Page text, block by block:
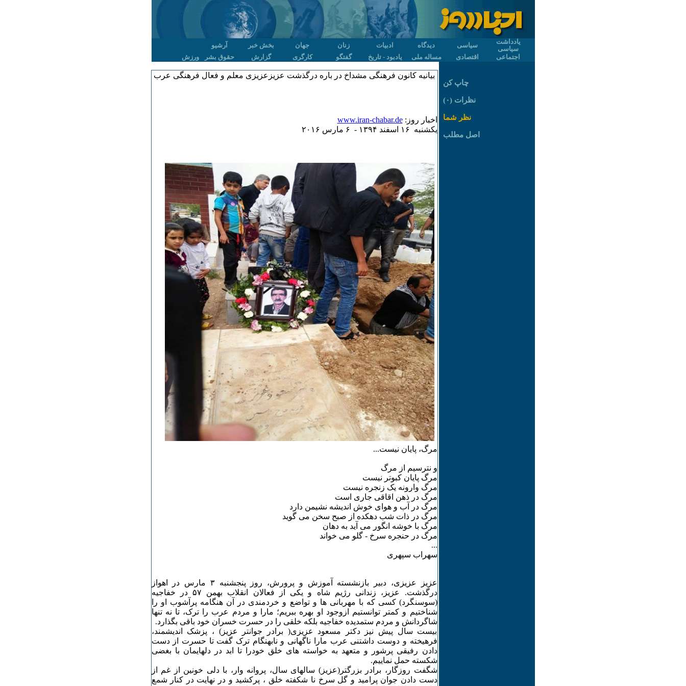
یادداشت
سیاسی
سیاسی دیدگاه ادبیات زنان جهان بخش خبر
آرشیو
اجتماعی
اقتصادی مساله ملی یادبود - تاریخ گفتگو کارگری گزارش حقوق بشر ورزش
بیانیه کانون فرهنگی مشداخ در باره درگذشت عزیزعزیزی معلم و فعال فرهنگی عرب
اخبار روز:www.iran-chabar.de
يکشنبه ۱۶ اسفند ۱٣۹۴ - ۶ مارس ۲۰۱۶
مرگ، پایان نیست...
و نترسیم از مرگ
مرگ پایان کبوتر نیست
مرگ وارونه یک زنجره نیست
مرگ در ذهن اقاقی جاری است
مرگ در آب و هوای خوش اندیشه نشیمن دارد
مرگ در ذات شب دهکده از صبح سخن می گوید
مرگ با خوشه انگور می آید به دهان
مرگ در حنجره سرخ - گلو می خواند
...
سهراب سپهری
عزیز عزیزی، دبیر بازنشسته آموزش و پرورش، روز پنجشنبه ٣ مارس در اهواز
درگذشت. عزیز، زندانی رژیم شاه و یکی از فعالان انقلاب بهمن ۵۷ در خفاجیه
(سوسنگرد) کسی که با مهربانی ها و تواضع و خردمندی در آن هنگامه پرآشوب او را
شناختیم و کمتر توانستیم ازوجود او بهره ببریم؛ مارا و مردم عرب را ترک، تا نه تنها
شاگردانش و مردم ستمدیده خفاجیه بلکه خلقی را در حسرت خسران خود باقی بگذارد.
بیست سال پیش نیز دکتر مسعود عزیزی( برادر جوانتر عزیز) ، پزشک اندیشمند،
فرهیخته و دوست داشتنی عرب مارا ناگهانی و نابهنگام ترک گفت تا حسرت از دست
دادن رفیقی پرشور و متعهد به خواسته های خلق خودرا تا ابد در دلهایمان با بغضی
شکسته حمل نماییم.
شگفت روزگار، برادر بزرگتر(عزیز) سالهای سال، پروانه وار، با دلی خونین از غم از
دست دادن جوان پرامید و گل سرخ نا شکفته خلق ، پرکشید و در نهایت در کنار شمع
چاپ کن
نظرات (۰)
نظر شما
اصل مطلب